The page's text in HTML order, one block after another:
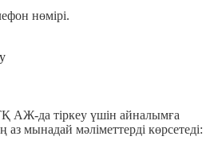
нөмірі.
АЖ-да тіркеу үшін айналымға
мынадай мәліметтерді көрсетеді: